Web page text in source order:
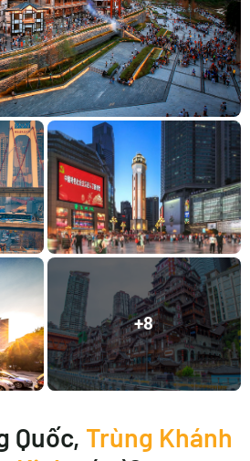
+8
Quốc, Trùng Khánh